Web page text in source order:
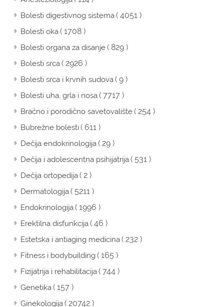
Bolesti digestivnog sistema( 4051 )
Bolesti oka( 1708 )
Bolesti organa za disanje( 829 )
Bolesti srca( 2926 )
Bolesti srca i krvnih sudova( 9 )
Bolesti uha, grla i nosa( 7717 )
Bračno i porodično savetovalište( 254 )
Bubrežne bolesti( 611 )
Dečija endokrinologija( 29 )
Dečija i adolescentna psihijatrija( 531 )
Dečija ortopedija( 2 )
Dermatologija( 5211 )
Endokrinologija( 1996 )
Erektilna disfunkcija( 46 )
Estetska i antiaging medicina( 232 )
Fitness i bodybuilding( 165 )
Fizijatrija i rehabilitacija( 744 )
Genetika( 157 )
Ginekologija( 20742 )